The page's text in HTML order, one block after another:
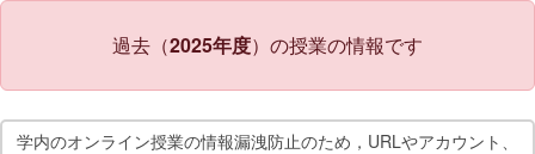
過去（2025年度）の授業の情報です
学内のオンライン授業の情報漏洩防止のため，URLやアカウント、